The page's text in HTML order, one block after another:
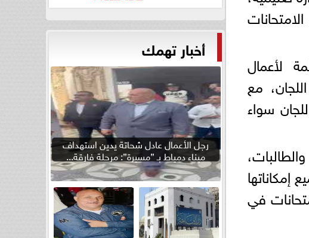
لأعمال
مع
سواء
في
”مستشفيات...
أخبار تهمك
رجل الأعمال عادل شحاتة يدين استهداف
ميناء دمياط بـ ”مسيرة”: مرحلة فارقة...